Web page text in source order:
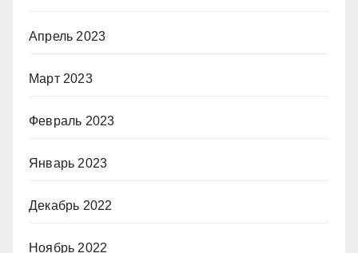
Апрель 2023
Март 2023
Февраль 2023
Январь 2023
Декабрь 2022
Ноябрь 2022